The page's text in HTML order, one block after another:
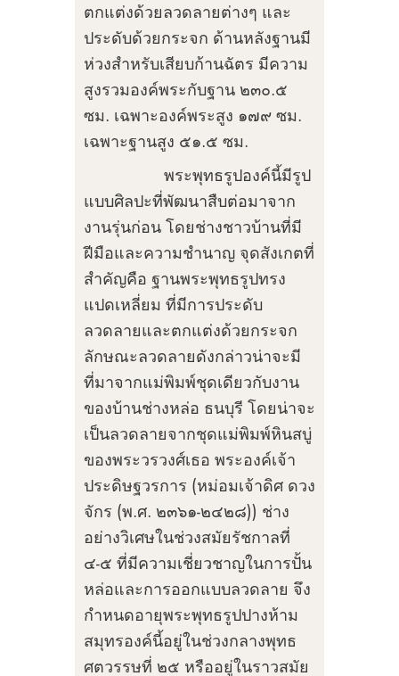
ตกแต่งด้วยลวดลายต่างๆ และ
ประดับด้วยกระจก ด้านหลังฐานมี
ห่วงสำหรับเสียบก้านฉัตร มีความ
สูงรวมองค์พระกับฐาน ๒๓๐.๕
ซม. เฉพาะองค์พระสูง ๑๗๙ ซม.
เฉพาะฐานสูง ๕๑.๕ ซม.
พระพุทธรูปองค์นี้มีรูป
แบบศิลปะที่พัฒนาสืบต่อมาจาก
งานรุ่นก่อน โดยช่างชาวบ้านที่มี
ฝีมือและความชำนาญ จุดสังเกตที่
สำคัญคือ ฐานพระพุทธรูปทรง
แปดเหลี่ยม ที่มีการประดับ
ลวดลายและตกแต่งด้วยกระจก
ลักษณะลวดลายดังกล่าวน่าจะมี
ที่มาจากแม่พิมพ์ชุดเดียวกับงาน
ของบ้านช่างหล่อ ธนบุรี โดยน่าจะ
เป็นลวดลายจากชุดแม่พิมพ์หินสบู่
ของพระวรวงศ์เธอ พระองค์เจ้า
ประดิษฐวรการ (หม่อมเจ้าดิศ ดวง
จักร (พ.ศ. ๒๓๖๑-๒๔๒๘)) ช่าง
อย่างวิเศษในช่วงสมัยรัชกาลที่
๔-๕ ที่มีความเชี่ยวชาญในการปั้น
หล่อและการออกแบบลวดลาย จึง
กำหนดอายุพระพุทธรูปปางห้าม
สมุทรองค์นี้อยู่ในช่วงกลางพุทธ
ศตวรรษที่ ๒๕ หรืออยู่ในราวสมัย